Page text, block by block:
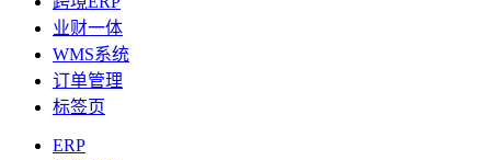
业财一体
WMS系统
订单管理
标签页
ERP